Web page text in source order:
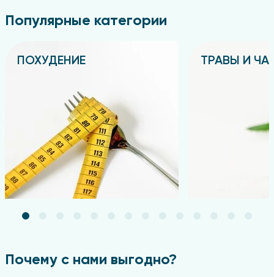
Популярные категории
ПОХУДЕНИЕ ТРАВЫ И
Почему с нами выгодно?